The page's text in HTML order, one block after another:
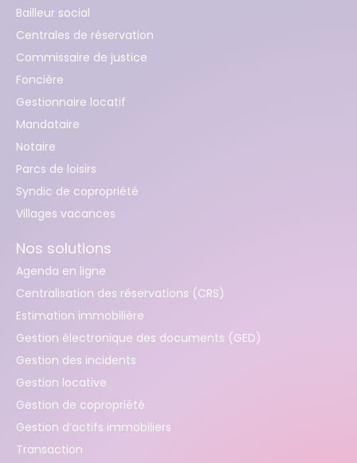
Bailleur social
Centrales de réservation
Commissaire de justice
Foncière
Gestionnaire locatif
Mandataire
Notaire
Parcs de loisirs
Syndic de copropriété
Villages vacances
Nos solutions
Agenda en ligne
Centralisation des réservations (CRS)
Estimation immobilière
Gestion électronique des documents (GED)
Gestion des incidents
Gestion locative
Gestion de copropriété
Gestion d’actifs immobiliers
Transaction